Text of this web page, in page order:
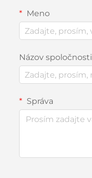
Meno
Názov spoločnosti
Správa